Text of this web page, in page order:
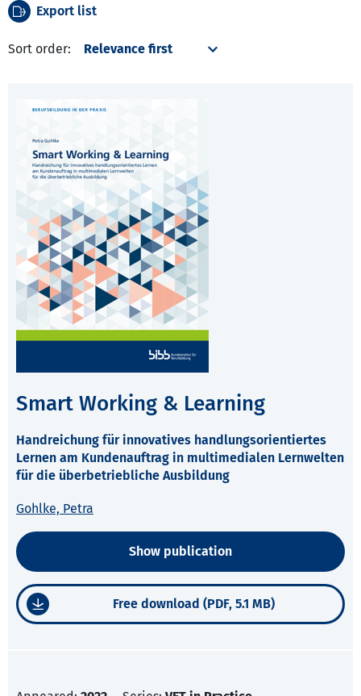
Export list
Sort order:
Smart Working & Learning
Handreichung für innovatives handlungsorientiertes
Lernen am Kundenauftrag in multimedialen Lernwelten
für die überbetriebliche Ausbildung
Gohlke, Petra
Show publication
Free download (PDF, 5.1 MB)